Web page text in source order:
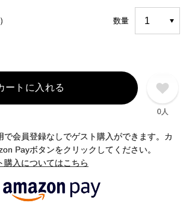
数量
ートに入れる
0人
で会員登録なしでゲスト購入ができます。カ
Payボタンをクリックしてください。
入についてはこちら